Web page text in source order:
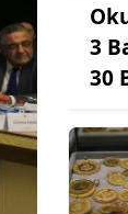
3
30